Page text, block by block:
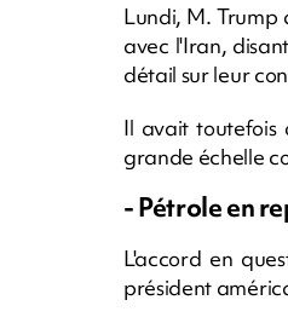
Lundi, M. Trump
avec l'Iran,
détail sur leur
Il avait toutefois
grande échelle
- Pétrole en
L'accord en
président